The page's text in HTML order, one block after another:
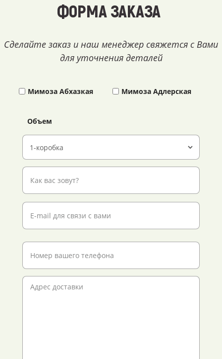
ФОРМА ЗАКАЗА
Сделайте заказ и наш менеджер свяжется с Вами
для уточнения деталей
Мимоза Абхазкая Мимоза Адлерская
Объем